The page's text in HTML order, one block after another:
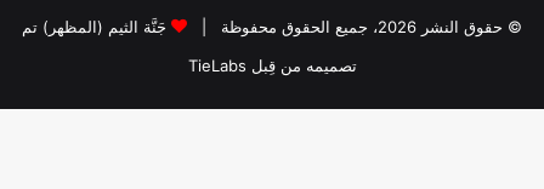
© حقوق النشر 2026، جميع الحقوق محفوظة |
جَنَّة الثيم (المظهر) تم
تصميمه من قِبل TieLabs